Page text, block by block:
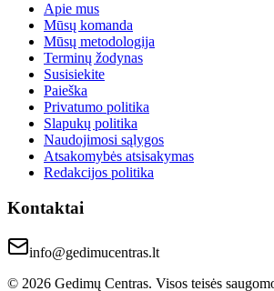
Apie mus
Mūsų komanda
Mūsų metodologija
Terminų žodynas
Susisiekite
Paieška
Privatumo politika
Slapukų politika
Naudojimosi sąlygos
Atsakomybės atsisakymas
Redakcijos politika
Kontaktai
info@gedimucentras.lt
© 2026 Gedimų Centras. Visos teisės